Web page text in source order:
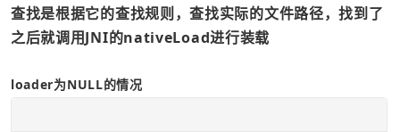
查找是根据它的查找规则，查找实际的文件路径，找到了
之后就调用JNI的nativeLoad进行装载
loader为NULL的情况